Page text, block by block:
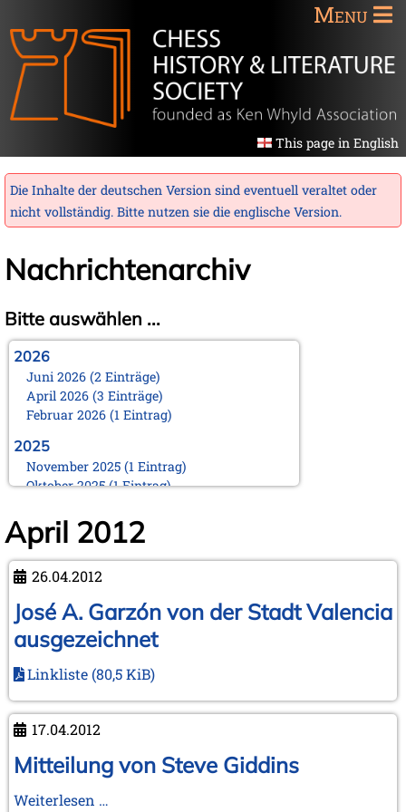
Menu
This page in English
Die Inhalte der deutschen Version sind eventuell veraltet oder
nicht vollständig. Bitte nutzen sie die englische Version.
Nachrichtenarchiv
Bitte auswählen ...
2026
Juni 2026 (2 Einträge)
April 2026 (3 Einträge)
Februar 2026 (1 Eintrag)
2025
November 2025 (1 Eintrag)
Oktober 2025 (1 Eintrag)
Juni 2025 (1 Eintrag)
März 2025 (1 Eintrag)
Februar 2025 (1 Eintrag)
Januar 2025 (1 Eintrag)
2024
November 2024 (1 Eintrag)
Oktober 2024 (1 Eintrag)
August 2024 (2 Einträge)
Februar 2024 (2 Einträge)
Januar 2024 (1 Eintrag)
2023
September 2023 (1 Eintrag)
August 2023 (1 Eintrag)
April 2023 (1 Eintrag)
April 2012
26.04.2012
José A. Garzón von der Stadt Valencia
ausgezeichnet
Linkliste (80,5 KiB)
17.04.2012
Mitteilung von Steve Giddins
Weiterlesen …